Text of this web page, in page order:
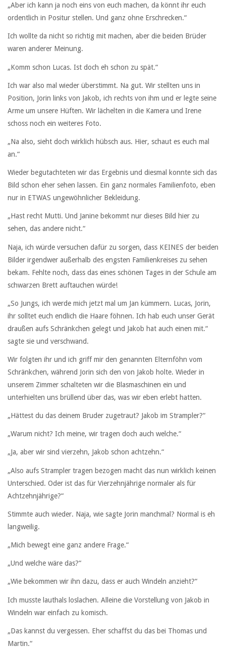
„Aber ich kann ja noch eins von euch machen, da könnt ihr euch
ordentlich in Positur stellen. Und ganz ohne Erschrecken.“
Ich wollte da nicht so richtig mit machen, aber die beiden Brüder
waren anderer Meinung.
„Komm schon Lucas. Ist doch eh schon zu spät.“
Ich war also mal wieder überstimmt. Na gut. Wir stellten uns in
Position, Jorin links von Jakob, ich rechts von ihm und er legte seine
Arme um unsere Hüften. Wir lächelten in die Kamera und Irene
schoss noch ein weiteres Foto.
„Na also, sieht doch wirklich hübsch aus. Hier, schaut es euch mal
an.“
Wieder begutachteten wir das Ergebnis und diesmal konnte sich das
Bild schon eher sehen lassen. Ein ganz normales Familienfoto, eben
nur in ETWAS ungewöhnlicher Bekleidung.
„Hast recht Mutti. Und Janine bekommt nur dieses Bild hier zu
sehen, das andere nicht.“
Naja, ich würde versuchen dafür zu sorgen, dass KEINES der beiden
Bilder irgendwer außerhalb des engsten Familienkreises zu sehen
bekam. Fehlte noch, dass das eines schönen Tages in der Schule am
schwarzen Brett auftauchen würde!
„So Jungs, ich werde mich jetzt mal um Jan kümmern. Lucas, Jorin,
ihr solltet euch endlich die Haare föhnen. Ich hab euch unser Gerät
draußen aufs Schränkchen gelegt und Jakob hat auch einen mit.“
sagte sie und verschwand.
Wir folgten ihr und ich griff mir den genannten Elternföhn vom
Schränkchen, während Jorin sich den von Jakob holte. Wieder in
unserem Zimmer schalteten wir die Blasmaschinen ein und
unterhielten uns brüllend über das, was wir eben erlebt hatten.
„Hättest du das deinem Bruder zugetraut? Jakob im Strampler?“
„Warum nicht? Ich meine, wir tragen doch auch welche.“
„Ja, aber wir sind vierzehn, Jakob schon achtzehn.“
„Also aufs Strampler tragen bezogen macht das nun wirklich keinen
Unterschied. Oder ist das für Vierzehnjährige normaler als für
Achtzehnjährige?“
Stimmte auch wieder. Naja, wie sagte Jorin manchmal? Normal is eh
langweilig.
„Mich bewegt eine ganz andere Frage.“
„Und welche wäre das?“
„Wie bekommen wir ihn dazu, dass er auch Windeln anzieht?“
Ich musste lauthals loslachen. Alleine die Vorstellung von Jakob in
Windeln war einfach zu komisch.
„Das kannst du vergessen. Eher schaffst du das bei Thomas und
Martin.“